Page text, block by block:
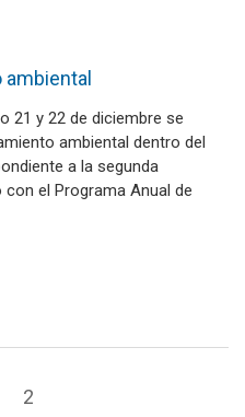
ambiental
21 y 22 de diciembre se
ambiental dentro del
a la segunda
el Programa Anual de
actual)
2